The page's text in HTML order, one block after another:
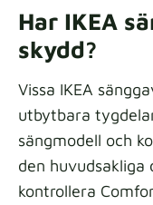
Har IKEA
skydd?
Vissa IKEA
utbytbara
sängmodell och
den huvudsakliga
kontrollera